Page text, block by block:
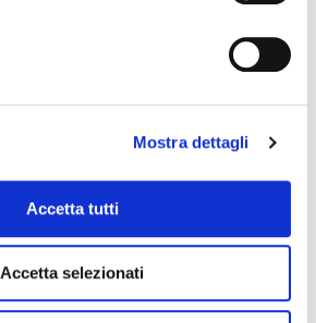
Mostra dettagli
Accetta tutti
Accetta selezionati